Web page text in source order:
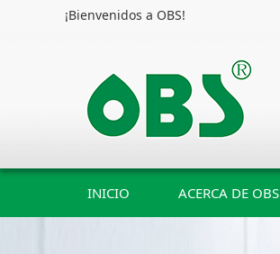
¡Bienvenidos a OBS!
INICIO ACERCA DE OBS